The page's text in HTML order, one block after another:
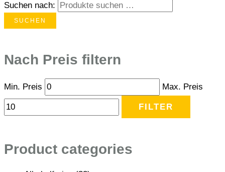
Suchen nach:
SUCHEN
Nach Preis filtern
Min. Preis Max. Preis
FILTER
Product categories